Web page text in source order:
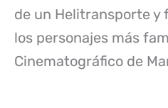
de un Helitransporte y
los personajes más
Cinematográfico de